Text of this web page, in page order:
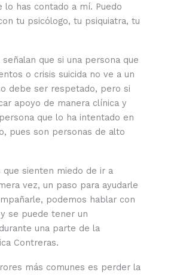
lo has contado a mí. Puedo
tu psicólogo, tu psiquiatra, tu
señalan que si una persona que
o crisis suicida no ve a un
debe ser respetado, pero si
apoyo de manera clínica y
que lo ha intentado en
pues son personas de alto
que sienten miedo de ir a
vez, un paso para ayudarle
podemos hablar con
se puede tener un
una parte de la
Contreras.
más comunes es perder la